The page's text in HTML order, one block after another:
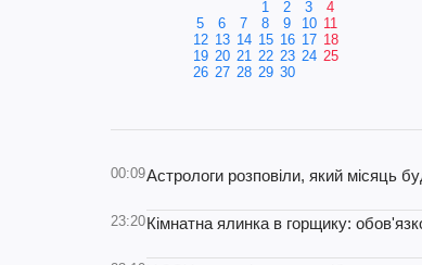
1
2 3
4
5
6 7 8 9 10 11
12 13 14 15 16 17 18
19 20 21 22 23 24 25
26 27 28 29 30
00:09Астрологи розповіли, який місяць
23:20Кімнатна ялинка в горщику: